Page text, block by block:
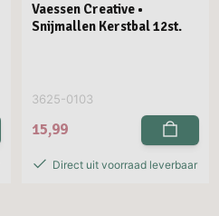
Vaessen Creative •
Snijmallen Kerstbal 12st.
3625-0103
15,99
Direct uit voorraad leverbaar